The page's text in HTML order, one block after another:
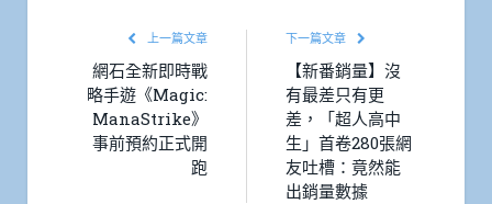
上一篇文章
網石全新即時戰
略手遊《Magic:
ManaStrike》
事前預約正式開
跑
下一篇文章
【新番銷量】沒
有最差只有更
差，「超人高中
生」首卷280張網
友吐槽：竟然能
出銷量數據